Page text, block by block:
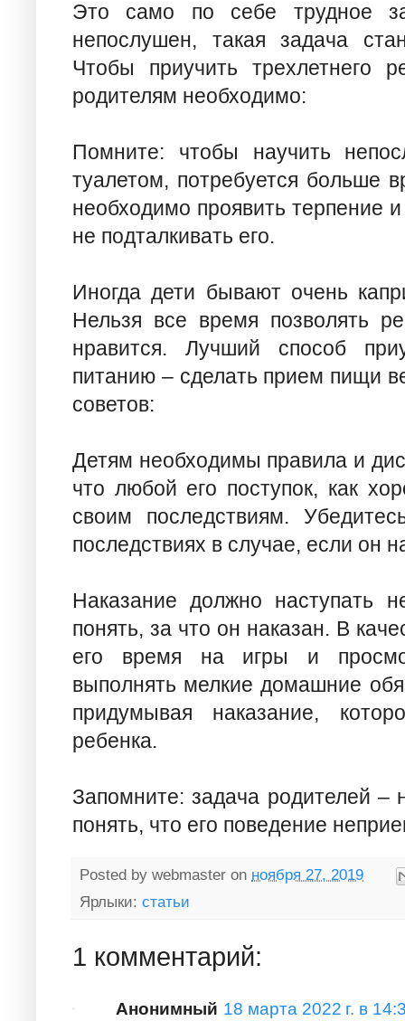
Это само по себе трудное
непослушен, такая задача
Чтобы приучить трехлетнего
родителям необходимо:
Помните: чтобы научить
туалетом, потребуется больше
необходимо проявить терпение
не подталкивать его.
Иногда дети бывают очень
Нельзя все время позволять
нравится. Лучший способ
питанию – сделать прием пищи
советов:
Детям необходимы правила и
что любой его поступок, как
своим последствиям.
последствиях в случае, если он
Наказание должно наступать
понять, за что он наказан. В
его время на игры и
выполнять мелкие домашние
придумывая наказание,
ребенка.
Запомните: задача родителей –
понять, что его поведение
Posted by webmaster on ноября 27, 2019
Ярлыки: статьи
1 комментарий:
Анонимный 18 марта 2022 г. в